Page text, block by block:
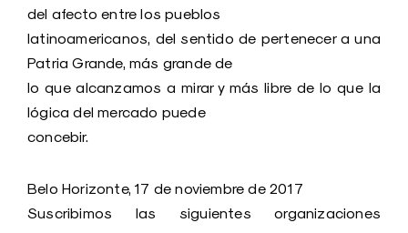
del afecto entre los pueblos
latinoamericanos, del sentido de pertenecer a una
Patria Grande, más grande de
lo que alcanzamos a mirar y más libre de lo que la
lógica del mercado puede
concebir.
Belo Horizonte, 17 de noviembre de 2017
Suscribimos las siguientes organizaciones